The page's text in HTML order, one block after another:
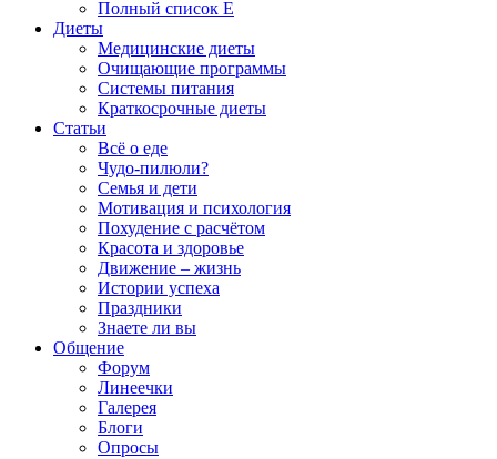
Полный список E
Диеты
Медицинские диеты
Очищающие программы
Системы питания
Краткосрочные диеты
Статьи
Всё о еде
Чудо-пилюли?
Семья и дети
Мотивация и психология
Похудение с расчётом
Красота и здоровье
Движение – жизнь
Истории успеха
Праздники
Знаете ли вы
Общение
Форум
Линеечки
Галерея
Блоги
Опросы